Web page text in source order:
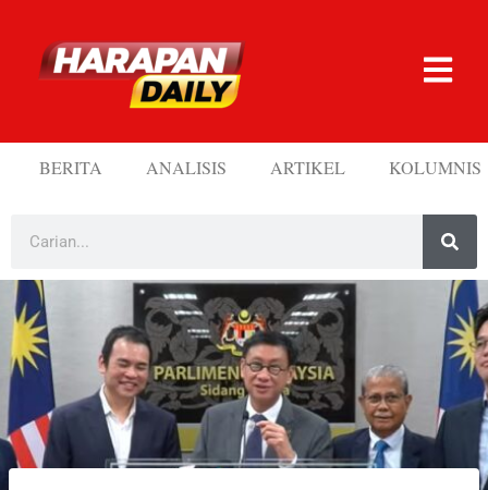
BERITA ANALISIS ARTIKEL KOLUMNIS